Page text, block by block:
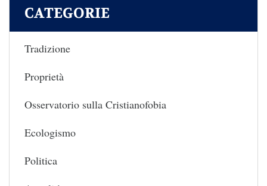
CATEGORIE
Tradizione
Proprietà
Osservatorio sulla Cristianofobia
Ecologismo
Politica